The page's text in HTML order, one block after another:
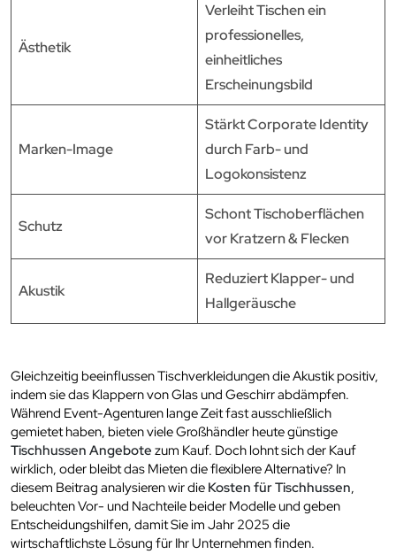
Ästhetik
Verleiht Tischen ein
professionelles,
einheitliches
Erscheinungsbild
Marken-Image
Stärkt Corporate Identity
durch Farb- und
Logokonsistenz
Schutz
Schont Tischoberflächen
vor Kratzern & Flecken
Akustik
Reduziert Klapper- und
Hallgeräusche
Gleichzeitig beeinflussen Tischverkleidungen die Akustik positiv,
indem sie das Klappern von Glas und Geschirr abdämpfen.
Während Event-Agenturen lange Zeit fast ausschließlich
gemietet haben, bieten viele Großhändler heute günstige
Tischhussen Angebote zum Kauf. Doch lohnt sich der Kauf
wirklich, oder bleibt das Mieten die flexiblere Alternative? In
diesem Beitrag analysieren wir die Kosten für Tischhussen,
beleuchten Vor- und Nachteile beider Modelle und geben
Entscheidungshilfen, damit Sie im Jahr 2025 die
wirtschaftlichste Lösung für Ihr Unternehmen finden.